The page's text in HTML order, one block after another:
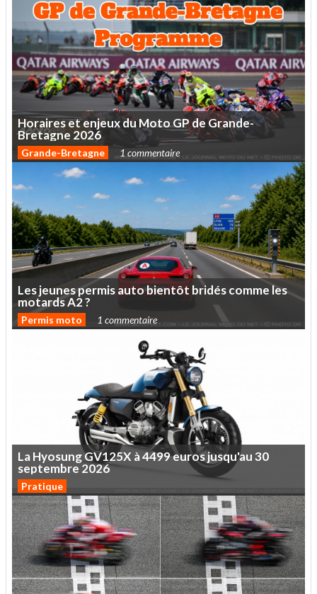
HorairesetenjeuxduMotoGPdeGrande-
Bretagne 2026
Grande-Bretagne 1 commentaire
Lesjeunespermisautobientôt bridéscommeles
motardsA2?
Permis moto 1 commentaire
LaHyosungGV125X à4499eurosjusqu'au30
septembre 2026
Pratique